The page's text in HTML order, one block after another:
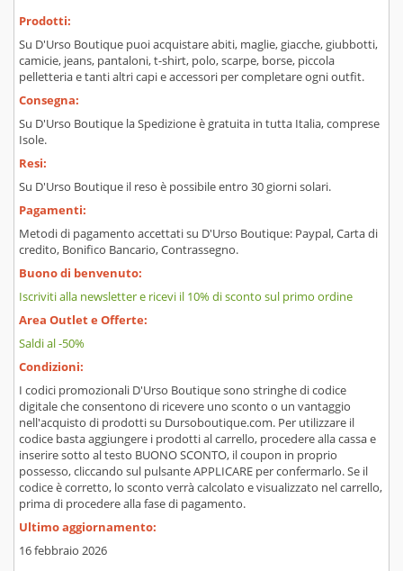
Prodotti:
Su D'Urso Boutique puoi acquistare abiti, maglie, giacche, giubbotti,
camicie, jeans, pantaloni, t-shirt, polo, scarpe, borse, piccola
pelletteria e tanti altri capi e accessori per completare ogni outfit.
Consegna:
Su D'Urso Boutique la Spedizione è gratuita in tutta Italia, comprese
Isole.
Resi:
Su D'Urso Boutique il reso è possibile entro 30 giorni solari.
Pagamenti:
Metodi di pagamento accettati su D'Urso Boutique: Paypal, Carta di
credito, Bonifico Bancario, Contrassegno.
Buono di benvenuto:
Iscriviti alla newsletter e ricevi il 10% di sconto sul primo ordine
Area Outlet e Offerte:
Saldi al -50%
Condizioni:
I codici promozionali D'Urso Boutique sono stringhe di codice
digitale che consentono di ricevere uno sconto o un vantaggio
nell'acquisto di prodotti su Dursoboutique.com. Per utilizzare il
codice basta aggiungere i prodotti al carrello, procedere alla cassa e
inserire sotto al testo BUONO SCONTO, il coupon in proprio
possesso, cliccando sul pulsante APPLICARE per confermarlo. Se il
codice è corretto, lo sconto verrà calcolato e visualizzato nel carrello,
prima di procedere alla fase di pagamento.
Ultimo aggiornamento:
16 febbraio 2026